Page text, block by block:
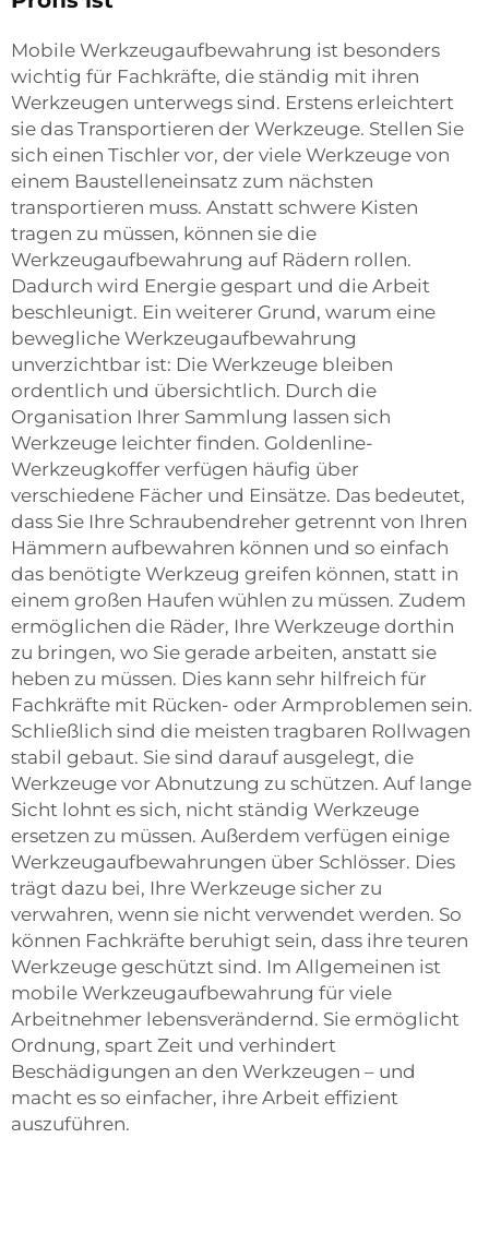
Mobile Werkzeugaufbewahrung ist besonders
wichtig für Fachkräfte, die ständig mit ihren
Werkzeugen unterwegs sind. Erstens erleichtert
sie das Transportieren der Werkzeuge. Stellen Sie
sich einen Tischler vor, der viele Werkzeuge von
einem Baustelleneinsatz zum nächsten
transportieren muss. Anstatt schwere Kisten
tragen zu müssen, können sie die
Werkzeugaufbewahrung auf Rädern rollen.
Dadurch wird Energie gespart und die Arbeit
beschleunigt. Ein weiterer Grund, warum eine
bewegliche Werkzeugaufbewahrung
unverzichtbar ist: Die Werkzeuge bleiben
ordentlich und übersichtlich. Durch die
Organisation Ihrer Sammlung lassen sich
Werkzeuge leichter finden. Goldenline-
Werkzeugkoffer verfügen häufig über
verschiedene Fächer und Einsätze. Das bedeutet,
dass Sie Ihre Schraubendreher getrennt von Ihren
Hämmern aufbewahren können und so einfach
das benötigte Werkzeug greifen können, statt in
einem großen Haufen wühlen zu müssen. Zudem
ermöglichen die Räder, Ihre Werkzeuge dorthin
zu bringen, wo Sie gerade arbeiten, anstatt sie
heben zu müssen. Dies kann sehr hilfreich für
Fachkräfte mit Rücken- oder Armproblemen sein.
Schließlich sind die meisten tragbaren Rollwagen
stabil gebaut. Sie sind darauf ausgelegt, die
Werkzeuge vor Abnutzung zu schützen. Auf lange
Sicht lohnt es sich, nicht ständig Werkzeuge
ersetzen zu müssen. Außerdem verfügen einige
Werkzeugaufbewahrungen über Schlösser. Dies
trägt dazu bei, Ihre Werkzeuge sicher zu
verwahren, wenn sie nicht verwendet werden. So
können Fachkräfte beruhigt sein, dass ihre teuren
Werkzeuge geschützt sind. Im Allgemeinen ist
mobile Werkzeugaufbewahrung für viele
Arbeitnehmer lebensverändernd. Sie ermöglicht
Ordnung, spart Zeit und verhindert
Beschädigungen an den Werkzeugen – und
macht es so einfacher, ihre Arbeit effizient
auszuführen.